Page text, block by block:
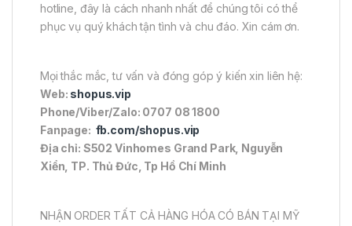
hotline, đây là cách nhanh nhất để chúng tôi có thể
phục vụ quý khách tận tình và chu đáo. Xin cám ơn.
Mọi thắc mắc, tư vấn và đóng góp ý kiến xin liên hệ:
Web: shopus.vip
Phone/Viber/Zalo: 0707 08 1800
Fanpage: fb.com/shopus.vip
Địa chỉ: S502 Vinhomes Grand Park, Nguyễn
Xiển, TP. Thủ Đức, Tp Hồ Chí Minh
NHẬN ORDER TẤT CẢ HÀNG HÓA CÓ BÁN TẠI MỸ